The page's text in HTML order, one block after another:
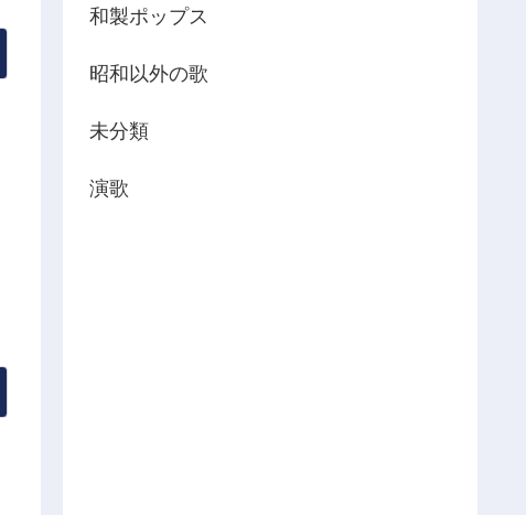
和製ポップス
昭和以外の歌
未分類
演歌